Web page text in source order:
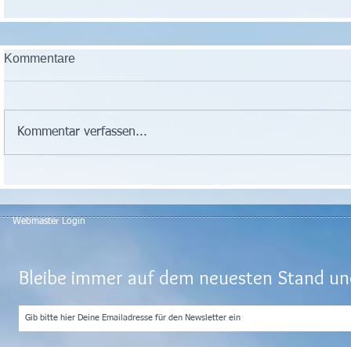
Kommentare
Kommentar verfassen...
Webmaster Login
Bleibe immer auf dem neuesten Stand